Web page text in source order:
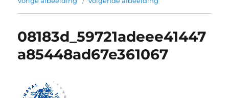
08183d_59721adeee41447
a85448ad67e361067